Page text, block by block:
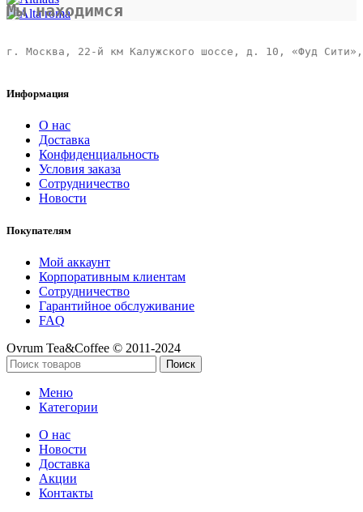
Мы находимся
г. Москва, 22-й км Калужского шоссе, д. 10, «Фуд
Информация
О нас
Доставка
Конфиденциальность
Условия заказа
Сотрудничество
Новости
Покупателям
Мой аккаунт
Корпоративным клиентам
Сотрудничество
Гарантийное обслуживание
FAQ
Ovrum Tea&Coffee © 2011-2024
Поиск
Меню
Категории
О нас
Новости
Доставка
Акции
Контакты